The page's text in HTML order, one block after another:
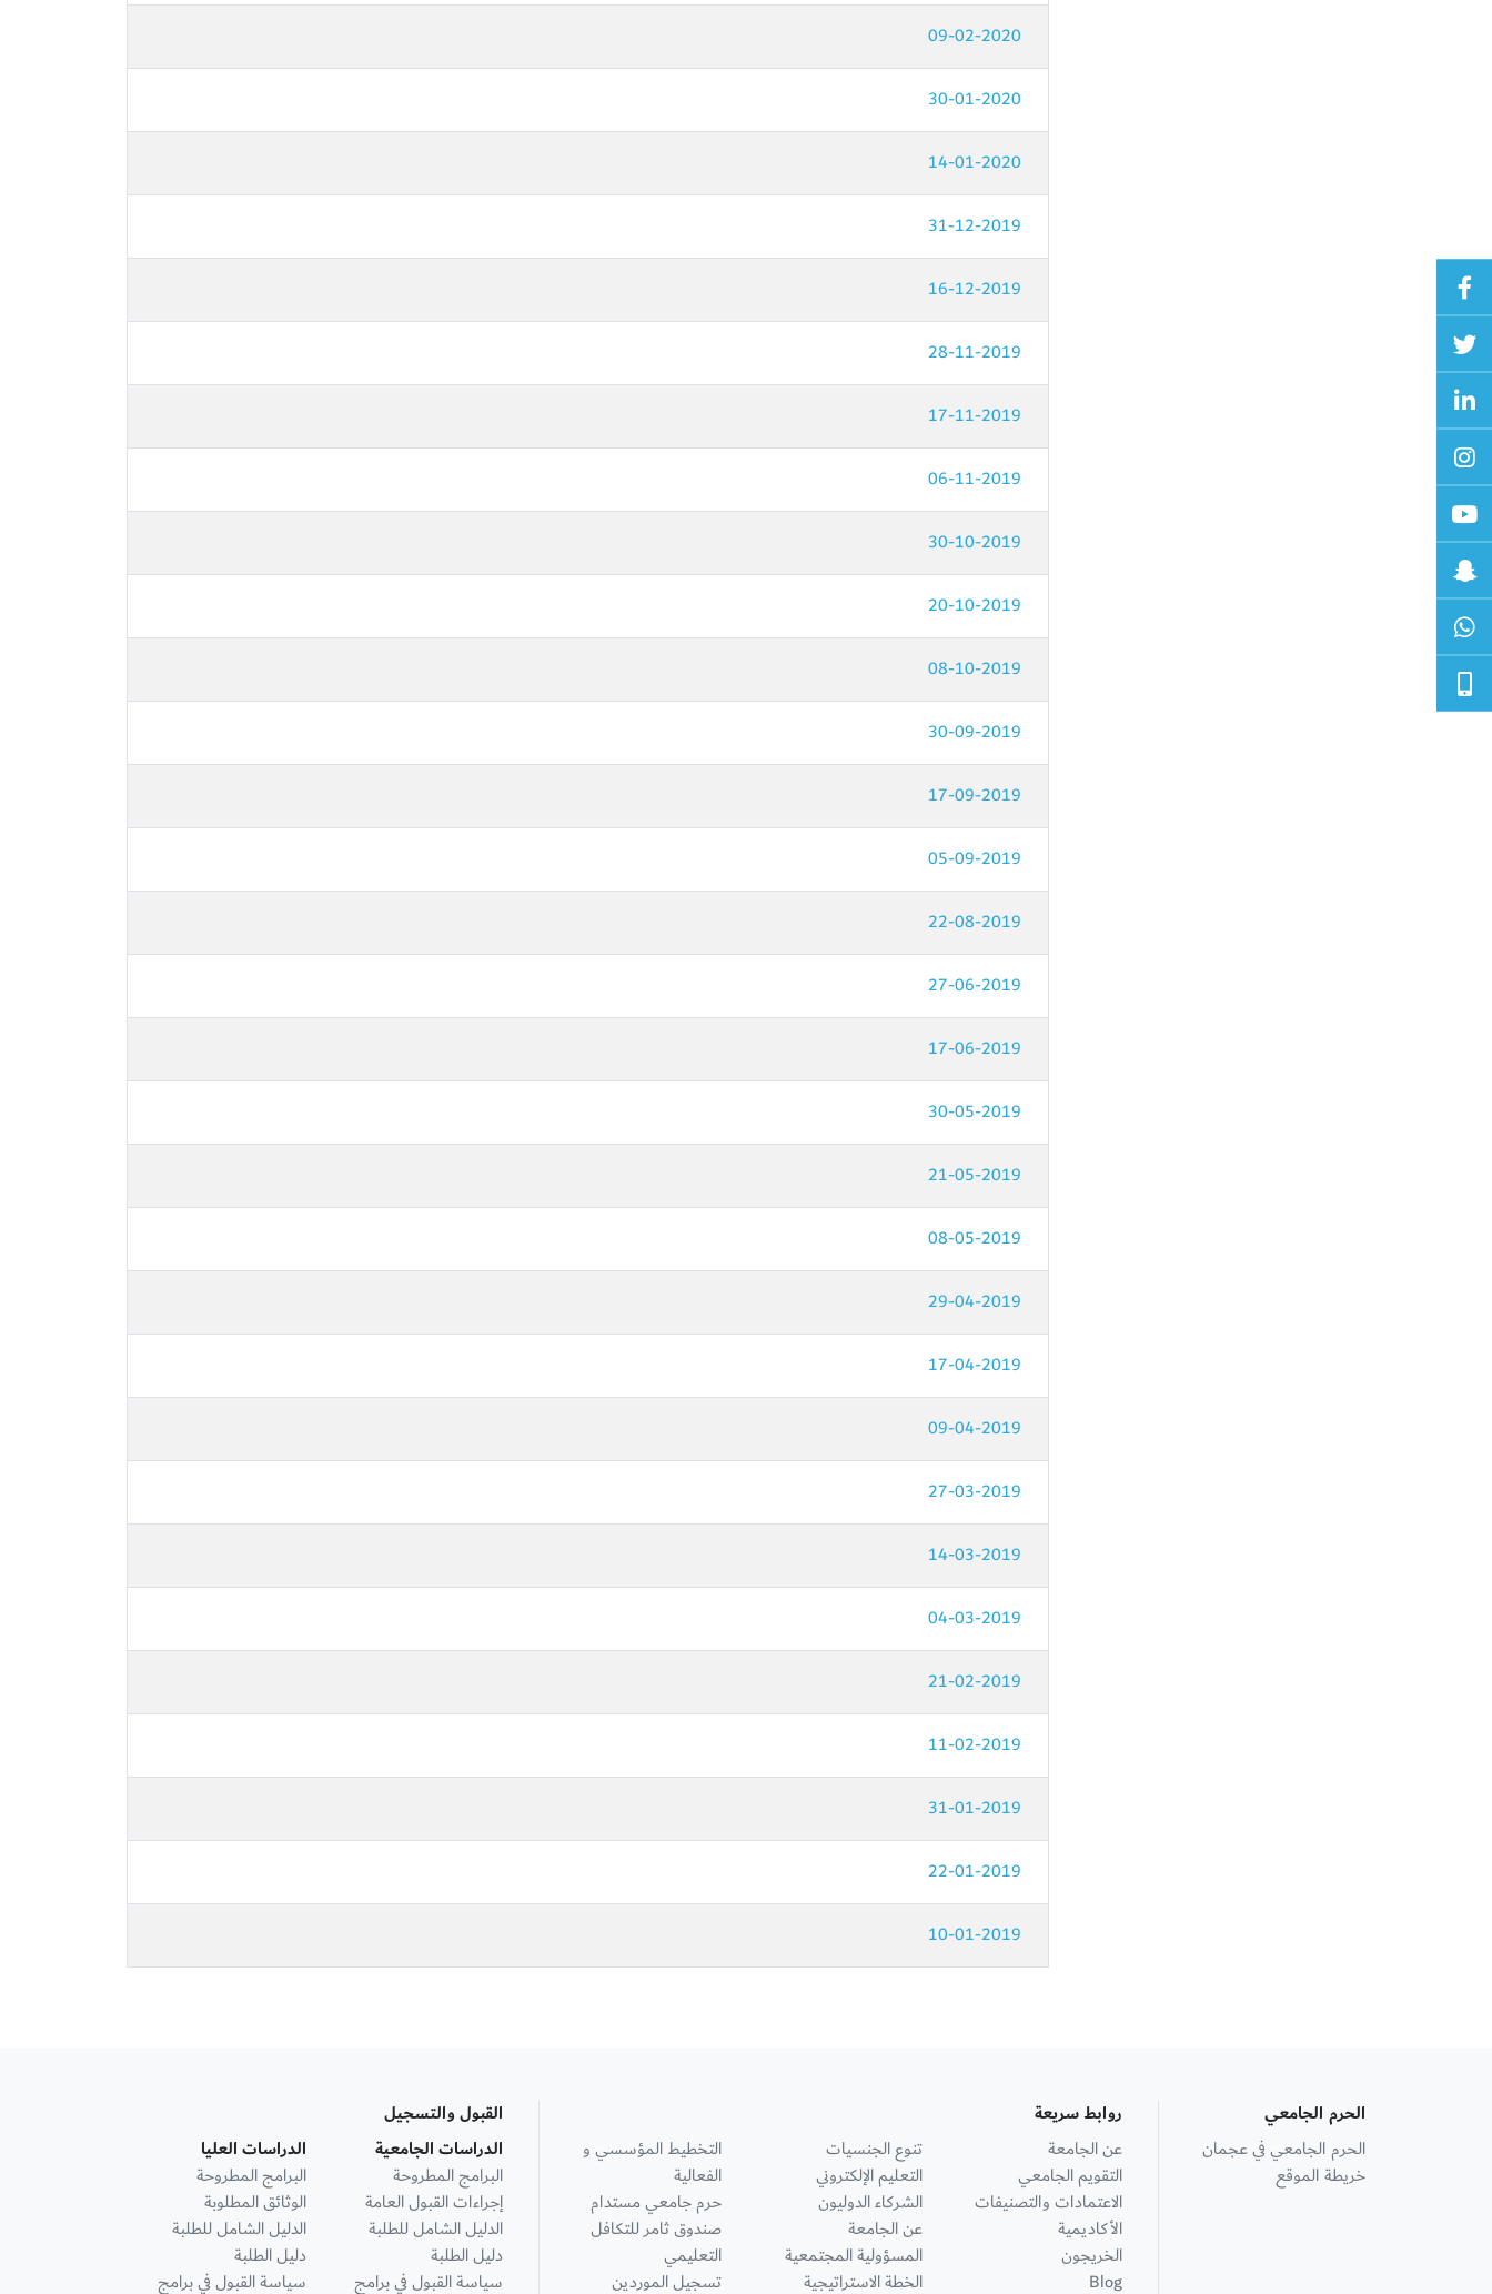
09-02-2020
30-01-2020
14-01-2020
31-12-2019
16-12-2019
28-11-2019
17-11-2019
06-11-2019
30-10-2019
20-10-2019
08-10-2019
30-09-2019
17-09-2019
05-09-2019
22-08-2019
27-06-2019
17-06-2019
30-05-2019
21-05-2019
08-05-2019
29-04-2019
17-04-2019
09-04-2019
27-03-2019
14-03-2019
04-03-2019
21-02-2019
11-02-2019
31-01-2019
22-01-2019
10-01-2019
الحرم الجامعي
الحرم الجامعي في عجمان
خريطة الموقع
روابط سريعة
عن الجامعة
التقويم الجامعي
الاعتمادات والتصنيفات
الأكاديمية
الخريجون
Blog
تنوع الجنسيات
التعليم الإلكتروني
الشركاء الدوليون
عن الجامعة
المسؤولية المجتمعية
الخطة الاستراتيجية
التخطيط المؤسسي و
الفعالية
حرم جامعي مستدام
صندوق ثامر للتكافل
التعليمي
تسجيل الموردين
القبول والتسجيل
الدراسات الجامعية
البرامج المطروحة
إجراءات القبول العامة
الدليل الشامل للطلبة
دليل الطلبة
سياسة القبول في برامج
الدراسات العليا
البرامج المطروحة
الوثائق المطلوبة
الدليل الشامل للطلبة
دليل الطلبة
سياسة القبول في برامج